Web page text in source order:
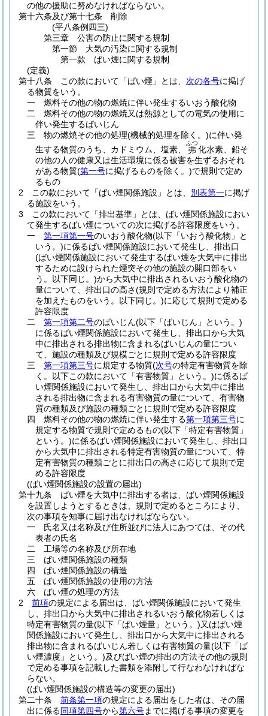
の他の援助に努めなければならない。
第十六条及び第十七条
削除
(平八条例四三)
第三章
公害の防止に関する規制
第一節
大気の汚染に関する規制
第一款
ばい煙に関する規制
(定義)
第十八条
この款において「ばい煙」とは、 次の各号に掲げ
る物質をいう。
一
燃料その他の物の燃焼に伴い発生するいおう酸化物
二
燃料その他の物の燃焼又は熱源としての電気の使用に
伴い発生するばいじん
三
物の燃焼その他の処理(機械的処理を除く。)に伴い発
生する物質のうち、カドミウム、塩素、
弗
ふつ
化水素、鉛そ
の他の人の健康又は生活環境に係る被害を生ずるおそれ
がある物質(第一号に掲げるものを除く。)で規則で定め
るもの
2
この款において「ばい煙関係施設」とは、 別表第一に掲げ
る施設をいう。
3
この款において「排出基準」とは、ばい煙関係施設におい
て発生するばい煙についての次に掲げる許容限度をいう。
一
第一項第一号のいおう酸化物(以下「いおう酸化物」と
いう。)に係るばい煙関係施設において発生し、排出口
(ばい煙関係施設において発生するばい煙を大気中に排出
するために設けられた煙突その他の施設の開口部をい
う。以下同じ。)から大気中に排出されるいおう酸化物の
量について、排出口の高さ(規則で定める方法により補正
を加えたものをいう。以下同じ。)に応じて規則で定める
許容限度
二
第一項第二号のばいじん(以下「ばいじん」という。)
に係るばい煙関係施設において発生し、排出口から大気
中に排出される排出物に含まれるばいじんの量につい
て、施設の種類及び規模ごとに規則で定める許容限度
三
第一項第三号に規定する物質(次号の特定有害物質を除
く。以下この款において「有害物質」という。)に係るば
い煙関係施設において発生し、排出口から大気中に排出
される排出物に含まれる有害物質の量について、有害物
質の種類及び施設の種類ごとに規則で定める許容限度
四
燃料その他の物の燃焼に伴い発生する第一項第三号に
規定する物質で規則で定めるもの(以下「特定有害物質」
という。)に係るばい煙関係施設において発生し、排出口
から大気中に排出される特定有害物質の量について、特
定有害物質の種類ごとに排出口の高さに応じて規則で定
める許容限度
(ばい煙関係施設の設置の届出)
第十九条
ばい煙を大気中に排出する者は、ばい煙関係施設
を設置しようとするときは、規則で定めるところにより、
次の事項を知事に届け出なければならない。
一
氏名又は名称及び住所並びに法人にあつては、その代
表者の氏名
二
工場等の名称及び所在地
三
ばい煙関係施設の種類
四
ばい煙関係施設の構造
五
ばい煙関係施設の使用の方法
六
ばい煙の処理の方法
2
前項の規定による届出は、ばい煙関係施設において発生
し、排出口から大気中に排出されるいおう酸化物若しくは
特定有害物質の量(以下「ばい煙量」という。)又はばい煙
関係施設において発生し、排出口から大気中に排出される
排出物に含まれるばいじん若しくは有害物質の量(以下「ば
い煙濃度」という。)及びばい煙の排出の方法その他の規則
で定める事項を記載した書類を添附して行なわなければな
らない。
(ばい煙関係施設の構造等の変更の届出)
第二十条
前条第一項の規定による届出をした者は、その届
出に係る同項第四号から第六号までに掲げる事項の変更を